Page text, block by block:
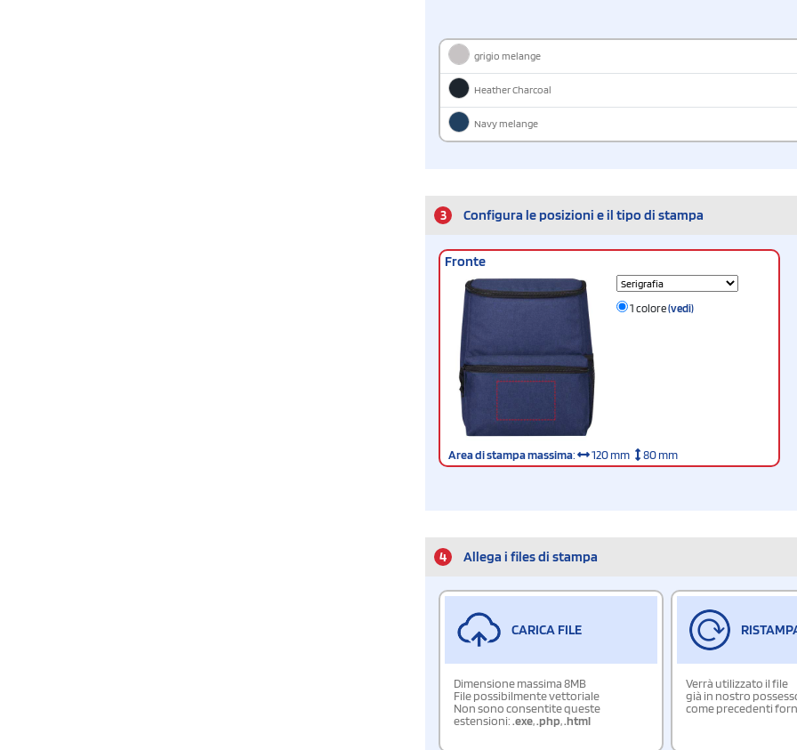
grigio melange
Heather Charcoal
Navy melange
3 Configura le posizioni e il tipo di stampa
Fronte
1 colore(vedi)
Area di stampa massima: 120 mm 80 mm
4 Allega i files di stampa
CARICA FILE
Dimensione massima 8MB
File possibilmente vettoriale
Non sono consentite queste
estensioni:.exe,.php,.html
Verrà utilizzato il file
già in nostro
come precedenti